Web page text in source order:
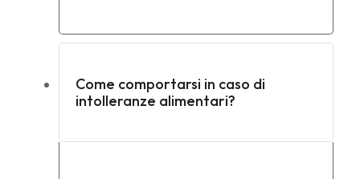
Come comportarsi in caso di
intolleranze alimentari?